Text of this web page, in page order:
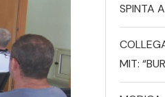
SPINTA
MIT: